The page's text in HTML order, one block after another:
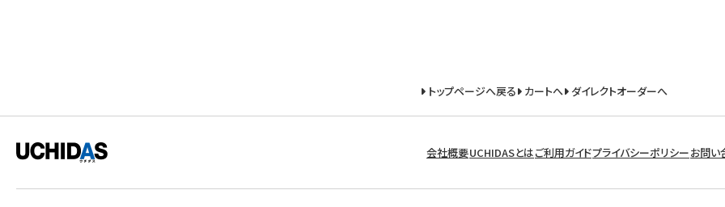
トップページへ戻る カートへ ダイレクトオーダーへ
会社概要UCHIDASとはご利用ガイドプライバシーポリシーお問い